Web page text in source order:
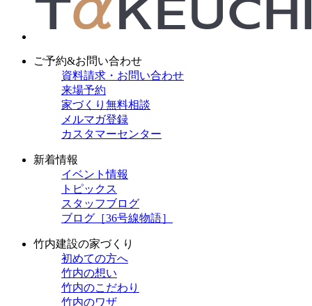
ご予約&お問い合わせ
資料請求・お問い合わせ
来場予約
家づくり無料相談
メルマガ登録
カスタマーセンター
新着情報
イベント情報
トピックス
スタッフブログ
ブログ［36号線物語］
竹内建設の家づくり
初めての方へ
竹内の想い
竹内のこだわり
竹内のワザ